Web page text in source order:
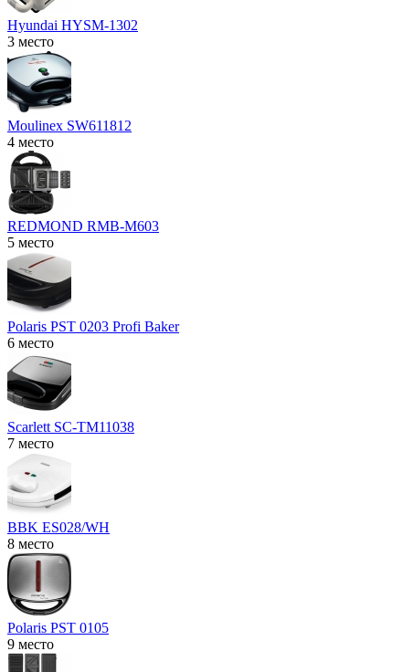
Hyundai HYSM-1302
3 место
Moulinex SW611812
4 место
REDMOND RMB-M603
5 место
Polaris PST 0203 Profi Baker
6 место
Scarlett SC-TM11038
7 место
BBK ES028/WH
8 место
Polaris PST 0105
9 место